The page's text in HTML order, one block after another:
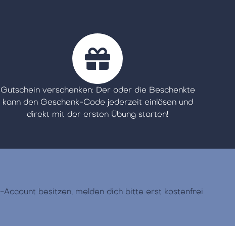
Gutschein verschenken: Der oder die Beschenkte
kann den Geschenk-Code jederzeit einlösen und
direkt mit der ersten Übung starten!​
Account besitzen, melden dich bitte erst kostenfrei